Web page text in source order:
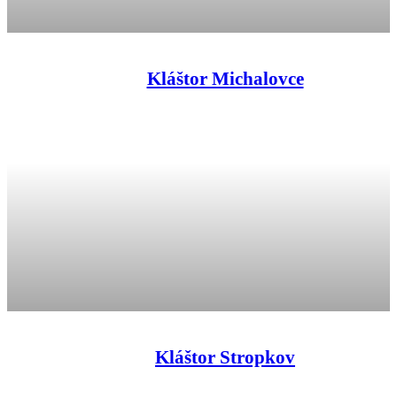
Kláštor Michalovce
Kláštor Stropkov